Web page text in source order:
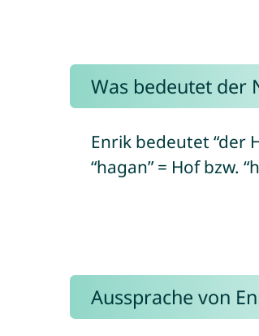
Was bedeutet der
Enrik bedeutet “der
“hagan” = Hof bzw.
Aussprache von